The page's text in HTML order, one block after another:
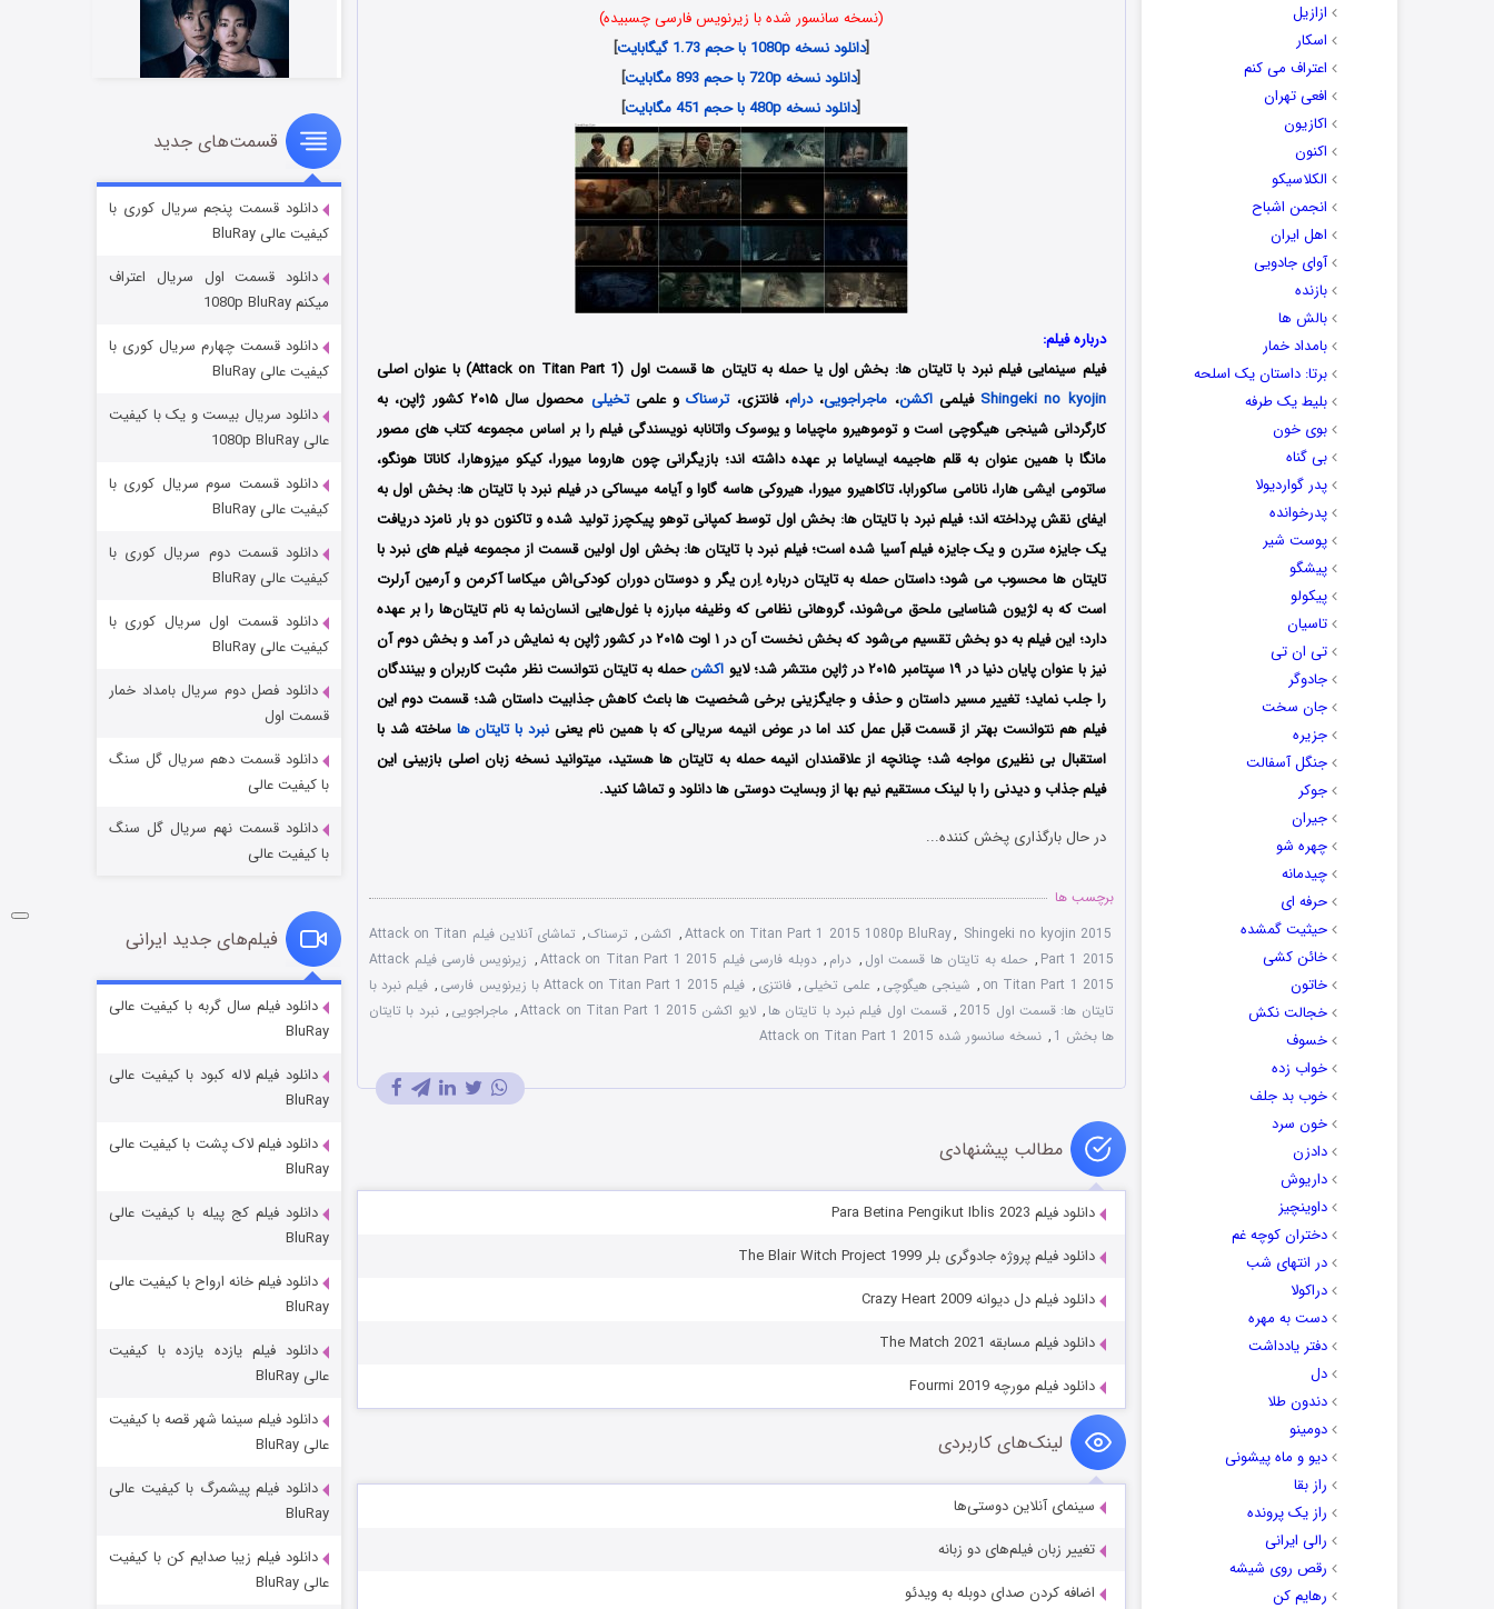
ازازیل
اسکار
اعتراف می کنم
افعی تهران
اکازیون
اکنون
الکلاسیکو
انجمن اشباح
اهل ایران
آوای جادویی
بازنده
بالش ها
بامداد خمار
برتا: داستان یک اسلحه
بلیط یک‌‌ طرفه
بوی خون
بی گناه
پدر گواردیولا
پدرخوانده
پوست شیر
پیشگو
پیکولو
تاسیان
تی ان تی
جادوگر
جان سخت
جزیره
جنگل آسفالت
جوکر
جیران
چهره شو
چیدمانه
حرفه ای
حیثیت گمشده
خائن کشی
خاتون
خجالت نکش
خسوف
خواب زده
خوب بد جلف
خون سرد
دادزن
داریوش
داوینچیز
دختران کوچه غم
در انتهای شب
دراکولا
دست به مهره
دفتر یادداشت
دل
دندون طلا
دومینو
دیو و ماه پیشونی
راز بقا
راز یک پرونده
رالی ایرانی
رقص روی شیشه
رهایم کن
(نسخه سانسور شده با زیرنویس فارسی چسبیده)
[دانلود نسخه 1080p با حجم 1.73 گیگابایت
]
[دانلود نسخه 720p با حجم 893 مگابایت
]
[دانلود نسخه 480p با حجم 451 مگابایت ]
درباره فیلم:
فیلم سینمایی فیلم نبرد با تایتان ها: بخش اول یا حمله به تایتان ها قسمت اول (Attack on Titan Part 1) با عنوان اصلی
Shingeki no kyojin فیلمیاکشن، ماجراجویی،درام، فانتزی،ترسناکو علمیتخیلی
محصول سال ۲۰۱۵ کشور ژاپن، به
کارگردانی شینجی هیگوچی است و توموهیرو ماچیاما و یوسوک واتانابه نویسندگی فیلم را بر اساس مجموعه کتاب های مصور
مانگا با همین عنوان به قلم هاجیمه ایسایاما بر عهده داشته اند؛ بازیگرانی چون هاروما میورا، کیکو میزوهارا، کاناتا هونگو،
ساتومی ایشی هارا، نانامی ساکورابا، تاکاهیرو میورا، هیروکی هاسه‌ گاوا و آیامه میساکی در فیلم نبرد با تایتان ها: بخش اول به
ایفای نقش پرداخته ‌اند؛ فیلم نبرد با تایتان ها: بخش اول توسط کمپانی توهو پیکچرز تولید شده و تاکنون دو بار نامزد دریافت
یک جایزه سترن و یک جایزه فیلم آسیا شده است؛ فیلم نبرد با تایتان ها: بخش اول اولین قسمت از مجموعه فیلم های نبرد با
تایتان ها محسوب می شود؛ داستان حمله به تایتان درباره اِرن یگر و دوستان دوران کودکی‌اش میکاسا آکرمن و آرمین آرلرت
است که به لژیون شناسایی ملحق می‌شوند، گروهانی نظامی که وظیفه مبارزه با غول‌هایی انسان‌نما به نام تایتان‌ها را بر عهده
دارد؛ این فیلم به دو بخش تقسیم می‌شود که بخش نخست آن در ۱ اوت ۲۰۱۵ در کشور ژاپن به نمایش در آمد و بخش دوم آن
نیز با عنوان پایان دنیا در ۱۹ سپتامبر ۲۰۱۵ در ژاپن منتشر شد؛ لایو
اکشنحمله به تایتان نتوانست نظر مثبت کاربران و بینندگان
را جلب نماید؛ تغییر مسیر داستان و حذف و جایگزینی برخی شخصیت ها باعث کاهش جذابیت داستان شد؛ قسمت دوم این
فیلم هم نتوانست بهتر از قسمت قبل عمل کند اما در عوض انیمه سریالی که با همین نام یعنی نبرد با تایتان ها ساخته شد با
استقبال بی نظیری مواجه شد؛ چنانچه از علاقمندان انیمه حمله به تایتان ها هستید، میتوانید نسخه زبان اصلی بازبینی این
فیلم جذاب و دیدنی را با لینک مستقیم نیم بها از وبسایت دوستی ها دانلود و تماشا کنید.
در حال بارگذاری پخش کننده...
برچسب ها
Attack on Titan Part 1 2015 1080p BluRay, Shingeki no kyojin 2015
, اکشن , ترسناک,
تماشای آنلاین فیلم Attack on Titan
Part 1 2015
, حمله به تایتان ها قسمت اول , درام , دوبله فارسی فیلم Attack on Titan Part 1 2015 ,
زیرنویس فارسی فیلم Attack
on Titan Part 1 2015
, شینجی هیگوچی , علمی تخیلی , فانتزی , فیلم Attack on Titan Part 1 2015 با زیرنویس فارسی , فیلم نبرد با
تایتان ها: قسمت اول 2015
, قسمت اول فیلم نبرد با تایتان ها , لایو اکشن Attack on Titan Part 1 2015 , ماجراجویی , نبرد با تایتان
ها بخش 1
, نسخه سانسور شده Attack on Titan Part 1 2015
مطالب پیشنهادی
دانلود فیلم Para Betina Pengikut Iblis 2023
دانلود فیلم پروژه جادوگری بلر The Blair Witch Project 1999
دانلود فیلم دل دیوانه Crazy Heart 2009
دانلود فیلم مسابقه The Match 2021
دانلود فیلم مورچه Fourmi 2019
لینک‌های کاربردی
سینمای آنلاین دوستی‌ها
تغییر زبان فیلم‌های دو زبانه
اضافه کردن صدای دوبله به ویدئو
شوهر
قسمت8 (زیرنویس) منتشر شد
عملیات آپارتمان
مردگان متحرک: شهر مرده ۳
قسمت 2 (زیرنویس) منتشر شد
شکست استوارت در نجات جهان
قسمت
شوگر فصل ۲
خاندان اژدها فصل ۳
قسمت‌های جدید
دانلود قسمت پنجم سریال کوری با
کیفیت عالی BluRay
دانلود قسمت اول سریال اعتراف
میکنم 1080p BluRay
دانلود قسمت چهارم سریال کوری با
کیفیت عالی BluRay
دانلود سریال بیست و یک با کیفیت
عالی 1080p BluRay
دانلود قسمت سوم سریال کوری با
کیفیت عالی BluRay
دانلود قسمت دوم سریال کوری با
کیفیت عالی BluRay
دانلود قسمت اول سریال کوری با
کیفیت عالی BluRay
دانلود فصل دوم سریال بامداد خمار
قسمت اول
دانلود قسمت دهم سریال گل سنگ
با کیفیت عالی
دانلود قسمت نهم سریال گل سنگ
با کیفیت عالی
فیلم‌های جدید ایرانی
دانلود فیلم سال گربه با کیفیت عالی
BluRay
دانلود فیلم لاله کبود با کیفیت عالی
BluRay
دانلود فیلم لاک پشت با کیفیت عالی
BluRay
دانلود فیلم کج‌ پیله با کیفیت عالی
BluRay
دانلود فیلم خانه ارواح با کیفیت عالی
BluRay
دانلود فیلم یازده یازده با کیفیت
عالی BluRay
دانلود فیلم سینما شهر قصه با کیفیت
عالی BluRay
دانلود فیلم پیشمرگ با کیفیت عالی
BluRay
دانلود فیلم زیبا صدایم کن با کیفیت
عالی BluRay